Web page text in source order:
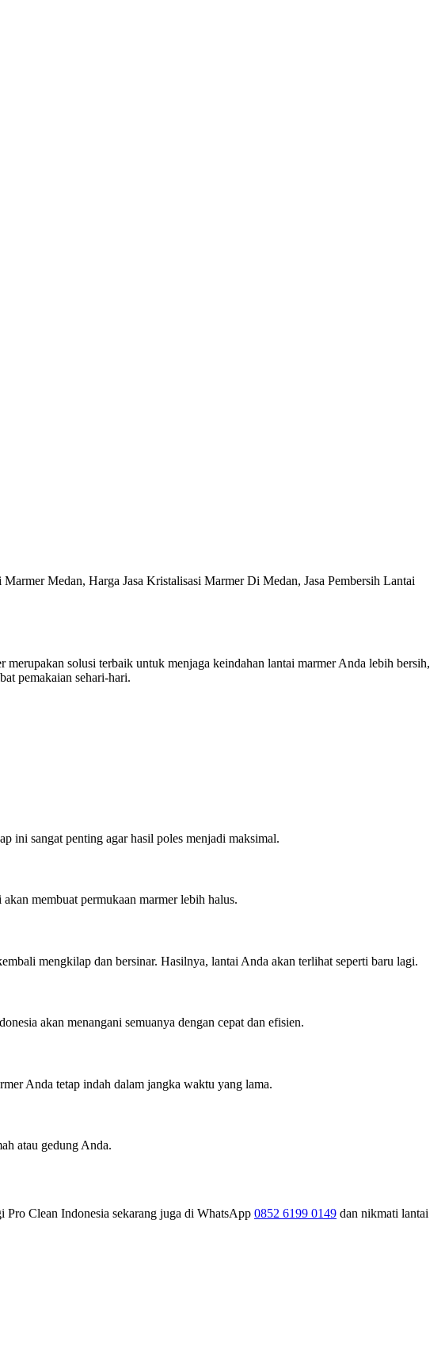
Medan, Harga Jasa Kristalisasi Marmer Di Medan, Jasa Pembersih Lantai
merupakan solusi terbaik untuk menjaga keindahan lantai marmer Anda lebih bersih,
pemakaian sehari-hari.
ini sangat penting agar hasil poles menjadi maksimal.
membuat permukaan marmer lebih halus.
mengkilap dan bersinar. Hasilnya, lantai Anda akan terlihat seperti baru lagi.
akan menangani semuanya dengan cepat dan efisien.
Anda tetap indah dalam jangka waktu yang lama.
atau gedung Anda.
Pro Clean Indonesia sekarang juga di WhatsApp 0852 6199 0149 dan nikmati lantai